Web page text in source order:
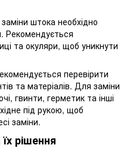
штока необхідно
Рекомендується
та окуляри, щоб уникнути
перевірити
та матеріалів. Для заміни
гвинти, герметик та інші
під рукою, щоб
заміни.
рішення